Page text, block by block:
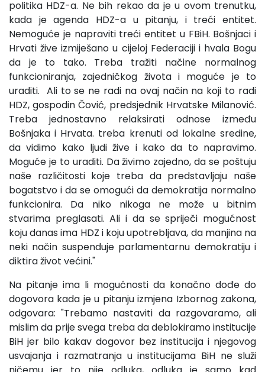
politika HDZ-a. Ne bih rekao da je u ovom trenutku,
kada je agenda HDZ-a u pitanju, i treći entitet.
Nemoguće je napraviti treći entitet u FBiH. Bošnjaci i
Hrvati žive izmiješano u cijeloj Federaciji i hvala Bogu
da je to tako. Treba tražiti načine normalnog
funkcioniranja, zajedničkog života i moguće je to
uraditi. Ali to se ne radi na ovaj način na koji to radi
HDZ, gospodin Čović, predsjednik Hrvatske Milanović.
Treba jednostavno relaksirati odnose između
Bošnjaka i Hrvata. treba krenuti od lokalne sredine,
da vidimo kako ljudi žive i kako da to napravimo.
Moguće je to uraditi. Da živimo zajedno, da se poštuju
naše različitosti koje treba da predstavljaju naše
bogatstvo i da se omogući da demokratija normalno
funkcionira. Da niko nikoga ne može u bitnim
stvarima preglasati. Ali i da se spriječi mogućnost
koju danas ima HDZ i koju upotrebljava, da manjina na
neki način suspenduje parlamentarnu demokratiju i
diktira život većini."
Na pitanje ima li mogućnosti da konačno dođe do
dogovora kada je u pitanju izmjena Izbornog zakona,
odgovara: "Trebamo nastaviti da razgovaramo, ali
mislim da prije svega treba da deblokiramo institucije
BiH jer bilo kakav dogovor bez institucija i njegovog
usvajanja i razmatranja u institucijama BiH ne služi